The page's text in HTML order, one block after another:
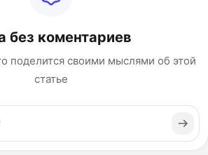
без коментариев
поделится своими мыслями об этой
статье